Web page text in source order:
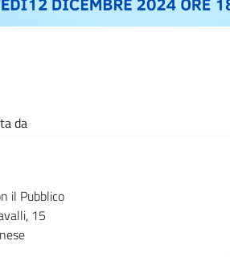
da
il Pubblico
15